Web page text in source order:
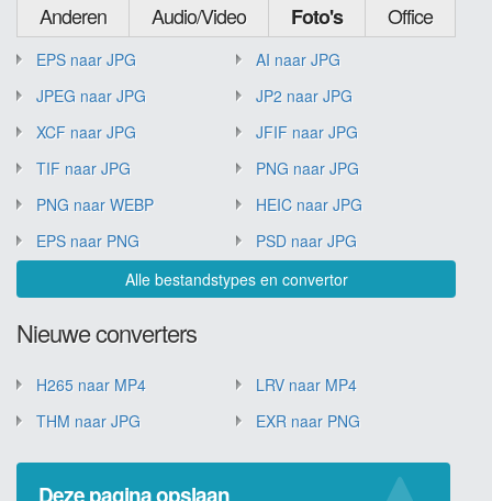
Anderen Audio/Video Foto's Office
EPS naar JPG
AI naar JPG
JPEG naar JPG
JP2 naar JPG
XCF naar JPG
JFIF naar JPG
TIF naar JPG
PNG naar JPG
PNG naar WEBP
HEIC naar JPG
EPS naar PNG
PSD naar JPG
Alle bestandstypes en convertor
Nieuwe converters
H265 naar MP4
LRV naar MP4
THM naar JPG
EXR naar PNG
Deze pagina opslaan